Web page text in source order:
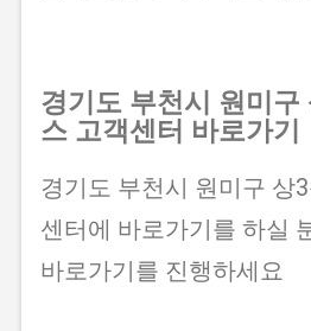
경기도 부천시 원미구
스 고객센터 바로가기
경기도 부천시 원미구 상
센터에 바로가기를 하실
바로가기를 진행하세요